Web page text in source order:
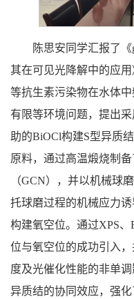
陈思安同学汇报了
其在可见光降解中的应
等抗生素污染物在水体
有限等环境问题，提出
助的BiOCl构建S型异质
原料，通过高温煅烧制
（GCN），并以机械球
托球磨过程的机械应力
构建氧空位。通过XPS、
位与氧空位的成功引入
度及光催化性能的非单
异质结的协同效应，强